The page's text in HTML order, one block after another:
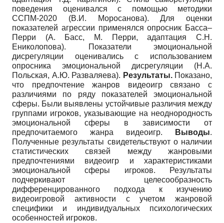
поведения оценивался с помощью методики
ССПМ-2020 (В.И. Моросанова). Для оценки
показателей агрессии применялся опросник Басса–
Перри (А. Басс, М. Перри, адаптация С.Н.
Ениколопова). Показатели эмоциональной
дисрегуляции оценивались с использованием
опросника эмоциональной дисрегуляции (Н.А.
Польская, А.Ю. Разваляева). Результаты. Показано,
что предпочтение жанров видеоигр связано с
различиями по ряду показателей эмоциональной
сферы. Были выявлены устойчивые различия между
группами игроков, указывающие на неоднородность
эмоциональной сферы в зависимости от
предпочитаемого жанра видеоигр.
Выводы.
Полученные результаты свидетельствуют о наличии
статистических связей между жанровыми
предпочтениями видеоигр и характеристиками
эмоциональной сферы игроков. Результаты
подчеркивают целесообразность
дифференцированного подхода к изучению
видеоигровой активности с учетом жанровой
специфики и индивидуальных психологических
особенностей игроков.